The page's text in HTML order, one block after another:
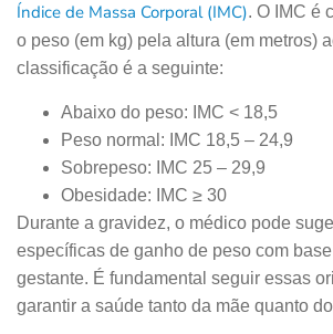
Índice de Massa Corporal (IMC). O IMC é
o peso (em kg) pela altura (em metros)
classificação é a seguinte:
Abaixo do peso: IMC < 18,5
Peso normal: IMC 18,5 – 24,9
Sobrepeso: IMC 25 – 29,9
Obesidade: IMC ≥ 30
Durante a gravidez, o médico pode
específicas de ganho de peso com
gestante. É fundamental seguir essas
garantir a saúde tanto da mãe quanto